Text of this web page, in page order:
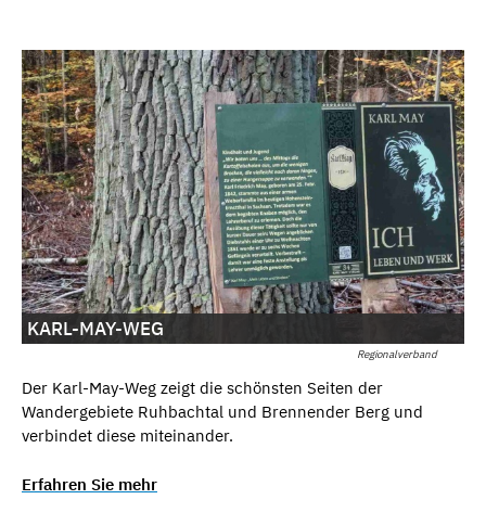
Regionalverband
KARL-MAY-WEG
Der Karl-May-Weg zeigt die schönsten Seiten der
Wandergebiete Ruhbachtal und Brennender Berg und
verbindet diese miteinander.
Erfahren Sie mehr